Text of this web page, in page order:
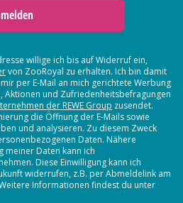
willige ich bis auf Widerruf ein,
von ZooRoyal zu erhalten. Ich bin damit
per E-Mail an mich gerichtete Werbung
Aktionen und Zufriedenheitsbefragungen
der REWE Group zusendet.
die Öffnung der E-Mails sowie
und analysieren. Zu diesem Zweck
Daten. Nähere
Daten kann ich
Diese Einwilligung kann ich
widerrufen, z.B. per Abmeldelink am
Informationen findest du unter